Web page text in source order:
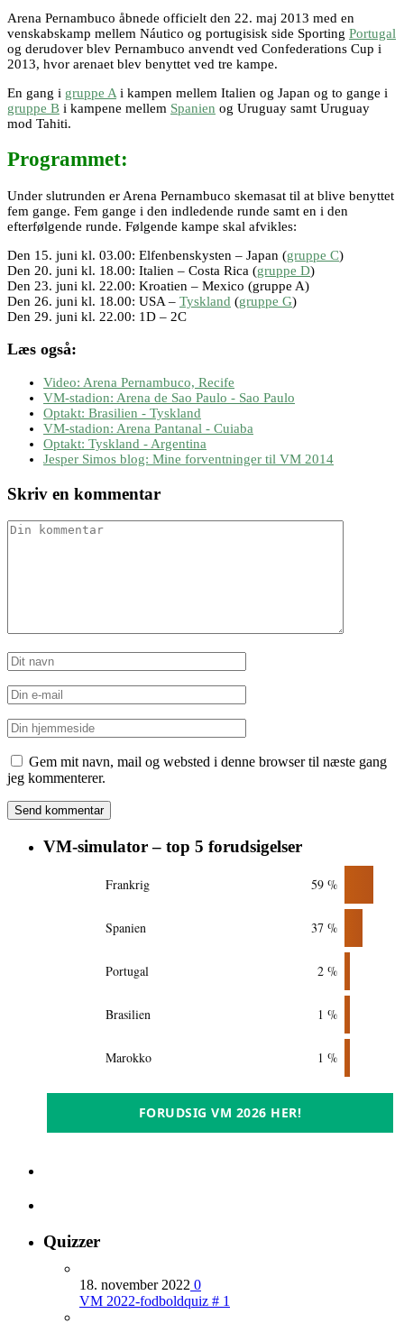
Arena Pernambuco åbnede officielt den 22. maj 2013 med en
venskabskamp mellem Náutico og portugisisk side Sporting Portugal
og derudover blev Pernambuco anvendt ved Confederations Cup i
2013, hvor arenaet blev benyttet ved tre kampe.
En gang i gruppe A i kampen mellem Italien og Japan og to gange i
gruppe B i kampene mellem Spanien og Uruguay samt Uruguay
mod Tahiti.
Programmet:
Under slutrunden er Arena Pernambuco skemasat til at blive benyttet
fem gange. Fem gange i den indledende runde samt en i den
efterfølgende runde. Følgende kampe skal afvikles:
Den 15. juni kl. 03.00: Elfenbenskysten – Japan (gruppe C)
Den 20. juni kl. 18.00: Italien – Costa Rica (gruppe D)
Den 23. juni kl. 22.00: Kroatien – Mexico (gruppe A)
Den 26. juni kl. 18.00: USA – Tyskland (gruppe G)
Den 29. juni kl. 22.00: 1D – 2C
Læs også:
Video: Arena Pernambuco, Recife
VM-stadion: Arena de Sao Paulo - Sao Paulo
Optakt: Brasilien - Tyskland
VM-stadion: Arena Pantanal - Cuiaba
Optakt: Tyskland - Argentina
Jesper Simos blog: Mine forventninger til VM 2014
Skriv en kommentar
Gem mit navn, mail og websted i denne browser til næste gang
jeg kommenterer.
VM-simulator – top 5 forudsigelser
Frankrig 59 %
Spanien 37 %
Portugal 2 %
Brasilien 1 %
Marokko 1 %
FORUDSIG VM 2026 HER!
Quizzer
18. november 2022 0
VM 2022-fodboldquiz # 1